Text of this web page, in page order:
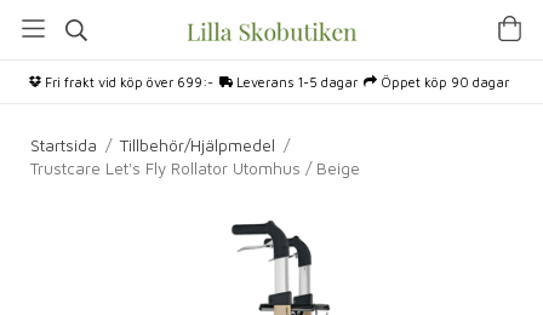
Fri frakt vid köp över 699:- Leverans 1-5 dagar Öppet köp 90 dagar
Startsida / Tillbehör/Hjälpmedel /
Trustcare Let's Fly Rollator Utomhus / Beige